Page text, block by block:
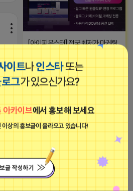
이트나인스타또는
그가 있으신가요?
아카이브에서 홍보해 보세요
이상의 홍보글이 올라오고 있습니다!
[아이피몬스터] 전국 최저가 마케팅
용 KT아이피서비스!!
2023-09-06 14:23:39
: 0개
(선)(선)새 메세지가 도착했습니다
SNS 계정만 있다면 누구나 수익 창